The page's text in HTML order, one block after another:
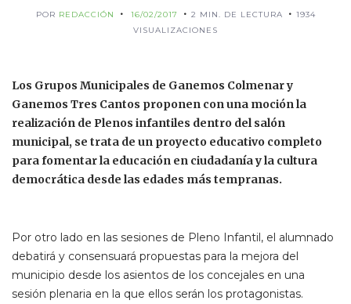
POR REDACCIÓN 16/02/2017 2 MIN. DE LECTURA
1934
VISUALIZACIONES
Los Grupos Municipales de Ganemos Colmenar y
Ganemos Tres Cantos proponen con una moción la
realización de Plenos infantiles dentro del salón
municipal, se trata de un proyecto educativo completo
para fomentar la educación en ciudadanía y la cultura
democrática desde las edades más tempranas.
Por otro lado en las sesiones de Pleno Infantil, el alumnado
debatirá y consensuará propuestas para la mejora del
municipio desde los asientos de los concejales en una
sesión plenaria en la que ellos serán los protagonistas.